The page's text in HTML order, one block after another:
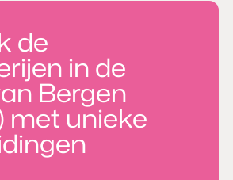
de
in de
Bergen
met unieke